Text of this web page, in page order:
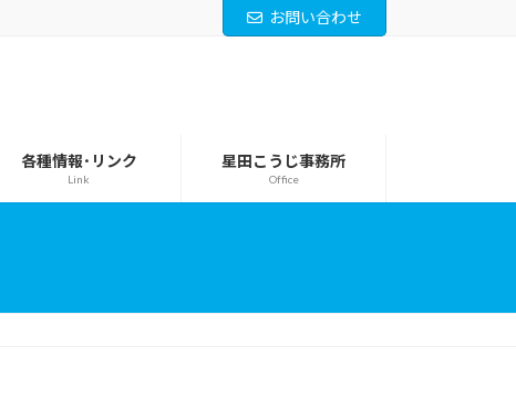
お問い合わせ
各種情報･リンク
Link
星田こうじ事務所
Office